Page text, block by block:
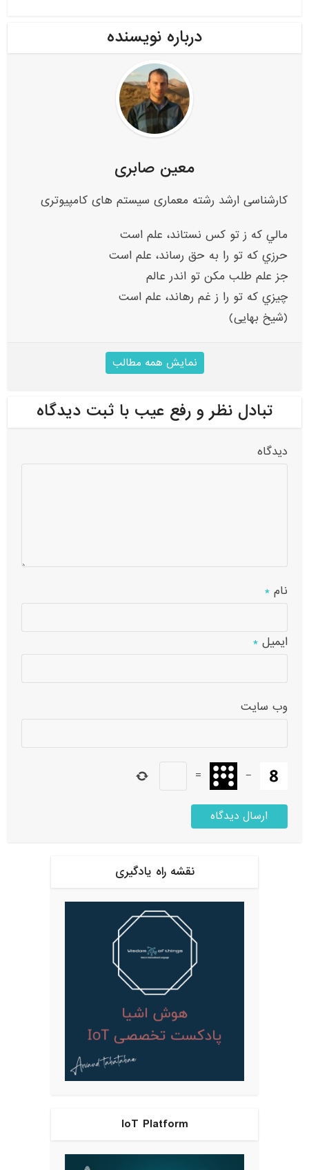
درباره نویسنده
معین صابری
کارشناسی ارشد رشته معماری سیستم های کامپیوتری
مالي که ز تو کس نستاند، علم است
حرزي که تو را به حق رساند، علم است
جز علم طلب مکن تو اندر عالم
چيزي که تو را ز غم رهاند، علم است
(شیخ بهایی)
نمایش همه مطالب
تبادل نظر و رفع عیب با ثبت دیدگاه
دیدگاه
نام*
ایمیل*
وب‌ سایت
−
=
نقشه راه یادگیری
IoT Platform